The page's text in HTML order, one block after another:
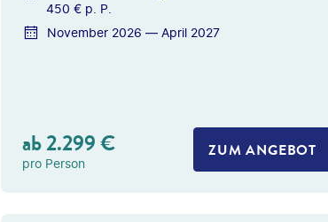
450 € p. P.
November 2026 — April 2027
ab2.299€
pro Person
ZUM ANGEBOT